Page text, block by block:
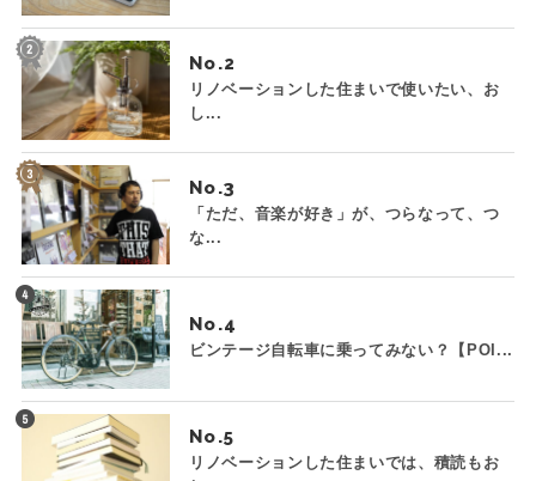
No.
リノベーションした住まいで使いたい、お
し...
No.
「ただ、音楽が好き」が、つらなって、つ
な...
No.
ビンテージ自転車に乗ってみない？【POI...
No.
リノベーションした住まいでは、積読もお